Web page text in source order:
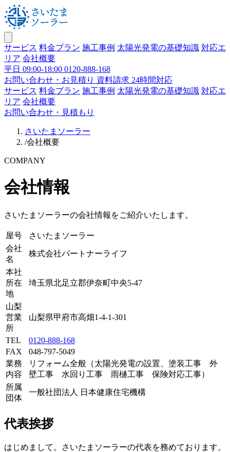
サービス 料金プラン 施工事例 太陽光発電の基礎知識 対応エ
リア 会社概要
平日 09:00-18:00 0120-888-168
お問い合わせ・お見積り 資料請求 24時間対応
サービス 料金プラン 施工事例 太陽光発電の基礎知識 対応エ
リア 会社概要
お問い合わせ・見積もり
さいたまソーラー
/会社概要
COMPANY
会社情報
さいたまソーラーの会社情報をご紹介いたします。
屋号
さいたまソーラー
会社
名
株式会社パートナーライフ
本社
所在
地
埼玉県北足立郡伊奈町中央5-47
山梨
営業
所
山梨県甲府市高畑1-4-1-301
TEL
0120-888-168
FAX
048-797-5049
業務
内容
リフォーム全般（太陽光発電の設置、塗装工事 外
壁工事 水回り工事 雨樋工事 保険対応工事）
所属
団体
一般社団法人 日本健康住宅機構
代表挨拶
はじめまして。さいたまソーラーの代表を務めております。